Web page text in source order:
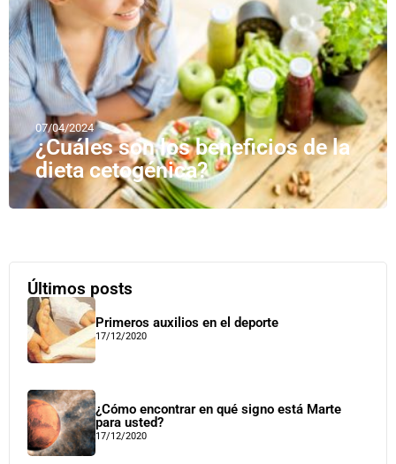
07/04/2024
¿Cuáles son los beneficios de la
dieta cetogénica?
Últimos posts
Primeros auxilios en el deporte
17/12/2020
¿Cómo encontrar en qué signo está Marte
para usted?
17/12/2020